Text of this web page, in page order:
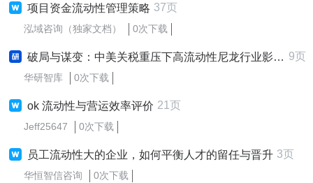
项目资金流动性管理策略 37页
泓域咨询（独家文档） 0次下载
破局与谋变：中美关税重压下高流动性尼龙行业影响评估与应对策略研究报告 9页
华研智库 0次下载
ok 流动性与营运效率评价 21页
Jeff25647 0次下载
员工流动性大的企业，如何平衡人才的留任与晋升 3页
华恒智信咨询 0次下载